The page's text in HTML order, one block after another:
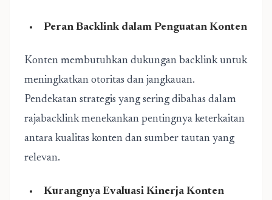
Peran Backlink dalam Penguatan Konten
Konten membutuhkan dukungan backlink untuk
meningkatkan otoritas dan jangkauan.
Pendekatan strategis yang sering dibahas dalam
rajabacklink menekankan pentingnya keterkaitan
antara kualitas konten dan sumber tautan yang
relevan.
Kurangnya Evaluasi Kinerja Konten